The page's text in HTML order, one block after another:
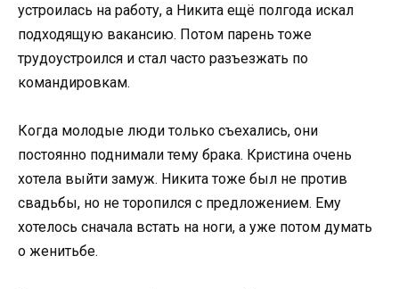
устроилась на работу, а Никита ещё полгода искал
подходящую вакансию. Потом парень тоже
трудоустроился и стал часто разъезжать по
командировкам.
Когда молодые люди только съехались, они
постоянно поднимали тему брака. Кристина очень
хотела выйти замуж. Никита тоже был не против
свадьбы, но не торопился с предложением. Ему
хотелось сначала встать на ноги, а уже потом думать
о женитьбе.